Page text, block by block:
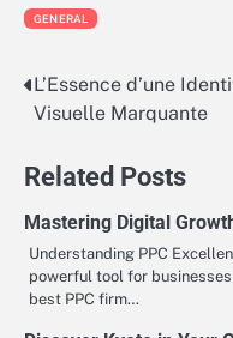
GENERAL
Post
navigation
L’Essence d’une
Visuelle Marquante
Related Posts
Mastering Digital
Understanding PPC
powerful tool for
best PPC firm…